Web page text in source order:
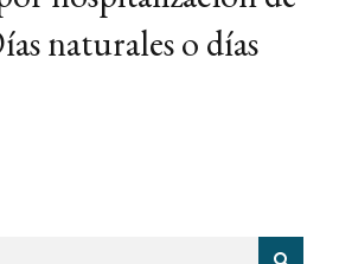
naturales o días